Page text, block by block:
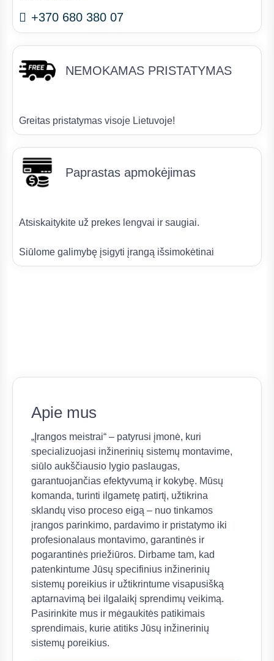
+370 680 380 07
NEMOKAMAS PRISTATYMAS
Greitas pristatymas visoje Lietuvoje!
Paprastas apmokėjimas
Atsiskaitykite už prekes lengvai ir saugiai.
Siūlome galimybę įsigyti įrangą išsimokėtinai
Apie mus
„Įrangos meistrai“ – patyrusi įmonė, kuri
specializuojasi inžinerinių sistemų montavime,
siūlo aukščiausio lygio paslaugas,
garantuojančias efektyvumą ir kokybę. Mūsų
komanda, turinti ilgametę patirtį, užtikrina
sklandų viso proceso eigą – nuo tinkamos
įrangos parinkimo, pardavimo ir pristatymo iki
profesionalaus montavimo, garantinės ir
pogarantinės priežiūros. Dirbame tam, kad
patenkintume Jūsų specifinius inžinerinių
sistemų poreikius ir užtikrintume visapusišką
aptarnavimą bei ilgalaikį sprendimų veikimą.
Pasirinkite mus ir mėgaukitės patikimais
sprendimais, kurie atitiks Jūsų inžinerinių
sistemų poreikius.